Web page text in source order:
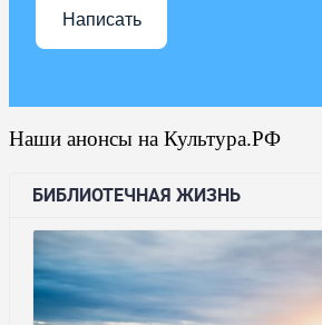
Написать
Наши анонсы на Культура.РФ